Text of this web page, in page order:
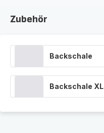
Zubehör
Backschale
Backschale XL